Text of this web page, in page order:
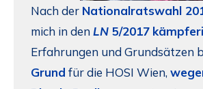
Nach der Nationalratswahl
mich in den LN 5/2017
Erfahrungen und Grundsätzen
Grund für die HOSI Wien,